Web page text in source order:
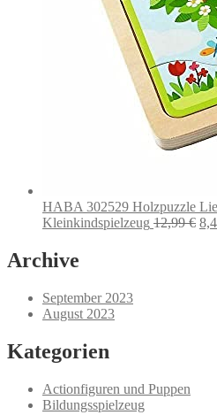
HABA 302529 Holzpuzzle
Kleinkindspielzeug 12,99€
Archive
September 2023
August 2023
Kategorien
Actionfiguren und Puppen
Bildungsspielzeug